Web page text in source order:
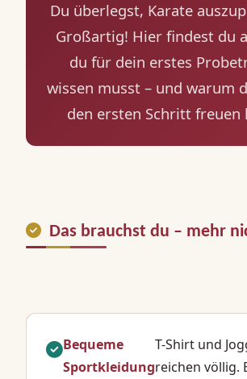
Du überlegst, Karate
Großartig! Hier findest du
du für dein erstes
wissen musst – und warum
den ersten Schritt freuen
Das brauchst du – mehr
Bequeme
Sportkleidung
T-Shirt und
reichen völlig.